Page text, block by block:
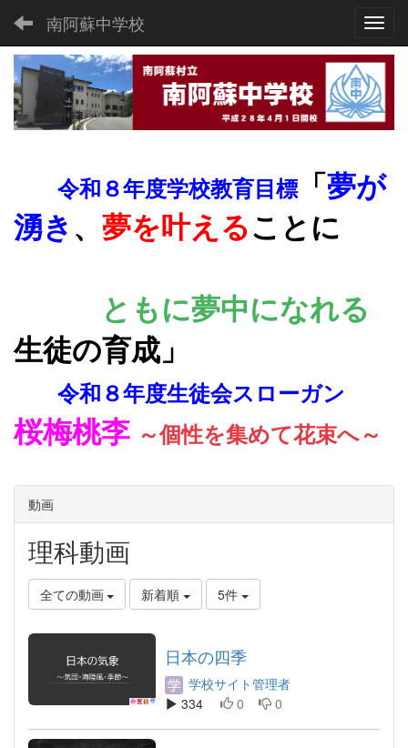
南阿蘇中学校
令和８年度学校教育目標 「 夢が
湧き 、 夢を叶えることに
ともに夢中になれる
生徒の育成 」
令和８年度生徒会スローガン
桜梅桃李 ～個性を集めて花束へ～
動画
理科動画
全ての動画 新着順 5件
日本の四季
学校サイト管理者
334
0 0